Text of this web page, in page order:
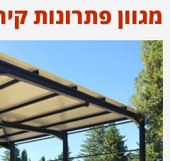
מגוון פתרונות